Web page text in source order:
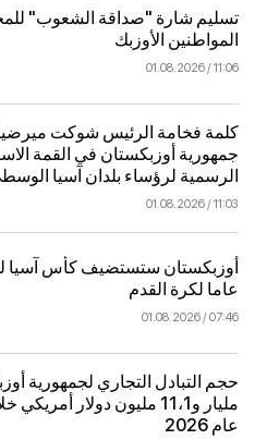
تسليم شارة "صداقة الشعوب"
المواطنين الأوزبك
11:06 / 01.08.2026
كلمة فخامة الرئيس شوكت
جمهورية أوزبكستان في القمة
الرسمية لرؤساء بلدان آسيا
11:03 / 01.08.2026
عاما لكرة القدم
07:46 / 01.08.2026
مليار و11،1 مليون دولار
عام 2026